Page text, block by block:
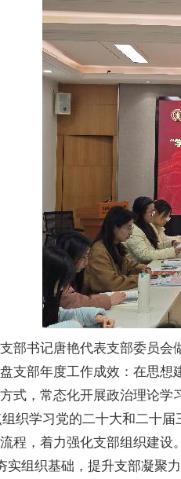
部书记唐艳代表支部委员
支部年度工作成效：在思想
式，常态化开展政治理论
织学习党的二十大和二十
程，着力强化支部组织建
实组织基础，提升支部凝聚